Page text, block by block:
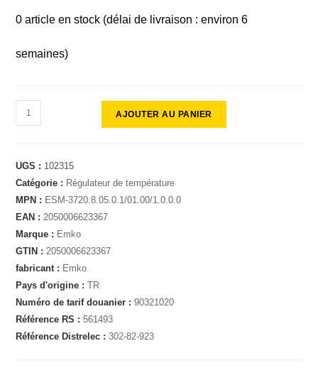
0 article en stock (délai de livraison : environ 6
semaines)
AJOUTER AU PANIER
UGS : 102315
Catégorie : Régulateur de température
MPN : ESM-3720.8.05.0.1/01.00/1.0.0.0
EAN :2050006623367
Marque : Emko
GTIN :2050006623367
fabricant : Emko
Pays d'origine :TR
Numéro de tarif douanier :90321020
Référence RS :561493
Référence Distrelec :302-82-923